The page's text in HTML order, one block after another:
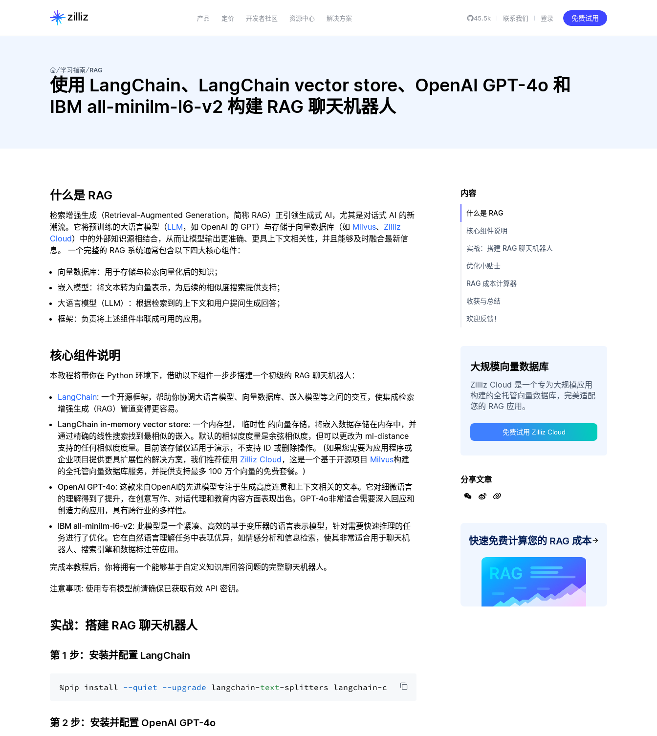
产品 定价 开发者社区 资源中心 解决方案 45.5k 联系我们 登录 免费试用
学习指南 RAG
使用 LangChain、LangChain vector store、OpenAI GPT-4o 和
IBM all-minilm-l6-v2 构建 RAG 聊天机器人
什么是 RAG
检索增强生成（Retrieval-Augmented Generation，简称 RAG）正引领生成式 AI，尤其是对话式 AI 的新
潮流。它将预训练的大语言模型（LLM，如 OpenAI 的 GPT）与存储于向量数据库（如 Milvus、 Zilliz
Cloud）中的外部知识源相结合，从而让模型输出更准确、更具上下文相关性，并且能够及时融合最新信
息。 一个完整的 RAG 系统通常包含以下四大核心组件：
向量数据库：用于存储与检索向量化后的知识；
嵌入模型：将文本转为向量表示，为后续的相似度搜索提供支持；
大语言模型（LLM）：根据检索到的上下文和用户提问生成回答；
框架：负责将上述组件串联成可用的应用。
核心组件说明
本教程将带你在 Python 环境下，借助以下组件一步步搭建一个初级的 RAG 聊天机器人：
LangChain: 一个开源框架，帮助你协调大语言模型、向量数据库、嵌入模型等之间的交互，使集成检索
增强生成（RAG）管道变得更容易。
LangChain in-memory vector store: 一个内存型， 临时性 的向量存储，将嵌入数据存储在内存中，并
通过精确的线性搜索找到最相似的嵌入。默认的相似度度量是余弦相似度，但可以更改为 ml-distance
支持的任何相似度度量。目前该存储仅适用于演示，不支持 ID 或删除操作。 (如果您需要为应用程序或
企业项目提供更具扩展性的解决方案，我们推荐使用 Zilliz Cloud，这是一个基于开源项目 Milvus构建
的全托管向量数据库服务，并提供支持最多 100 万个向量的免费套餐。)
OpenAI GPT-4o: 这款来自OpenAI的先进模型专注于生成高度连贯和上下文相关的文本。它对细微语言
的理解得到了提升，在创意写作、对话代理和教育内容方面表现出色。GPT-4o非常适合需要深入回应和
创造力的应用，具有跨行业的多样性。
IBM all-minilm-l6-v2: 此模型是一个紧凑、高效的基于变压器的语言表示模型，针对需要快速推理的任
务进行了优化。它在自然语言理解任务中表现优异，如情感分析和信息检索，使其非常适合用于聊天机
器人、搜索引擎和数据标注等应用。
完成本教程后，你将拥有一个能够基于自定义知识库回答问题的完整聊天机器人。
注意事项: 使用专有模型前请确保已获取有效 API 密钥。
实战：搭建 RAG 聊天机器人
第 1 步：安装并配置 LangChain
%pip install --quiet --upgrade langchain-text
第 2 步：安装并配置 OpenAI GPT-4o
内容
什么是 RAG
核心组件说明
实战：搭建 RAG 聊天机器人
优化小贴士
RAG 成本计算器
收获与总结
欢迎反馈！
大规模向量数据库
Zilliz Cloud 是一个专为大规模应用
构建的全托管向量数据库，完美适配
您的 RAG 应用。
免费试用 Zilliz Cloud
分享文章
快速免费计算您的 RAG 成本